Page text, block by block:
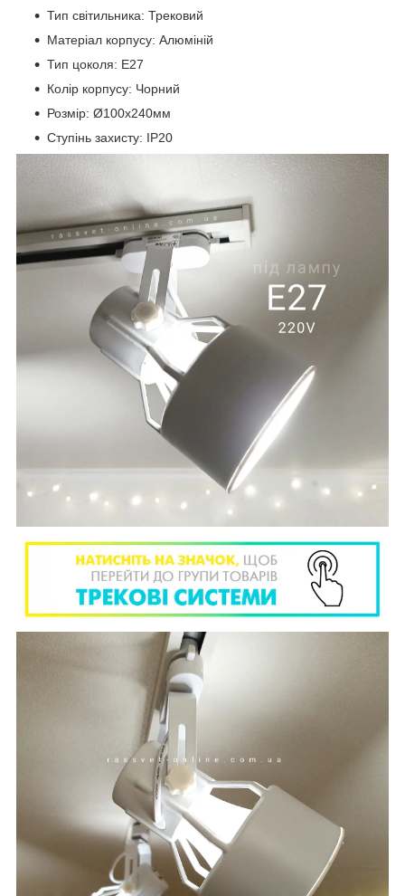
Тип світильника: Трековий
Матеріал корпусу: Алюміній
Тип цоколя: Е27
Колір корпусу: Чорний
Розмір: Ø100х240мм
Ступінь захисту: IP20